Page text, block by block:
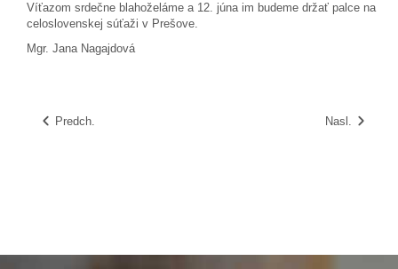
Víťazom srdečne blahoželáme a 12. júna im budeme držať palce na
celoslovenskej súťaži v Prešove.
Mgr. Jana Nagajdová
Predch. Nasl.